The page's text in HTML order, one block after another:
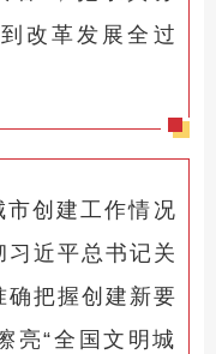
改革发展全过
创建工作情况
近平总书记关
确把握创建新要
亮“全国文明城